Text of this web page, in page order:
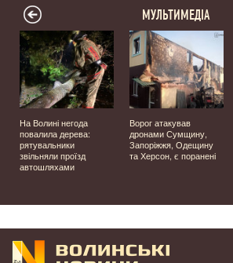
МУЛЬТИМЕДІА
На Волині негода
повалила дерева:
рятувальники
звільняли проїзд
автошляхами
Ворог атакував
дронами Сумщину,
Запоріжжя, Одещину
та Херсон, є поранені